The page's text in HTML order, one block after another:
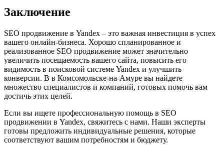
Заключение
SEO продвижение в Yandex – это важная инвестиция в успех
вашего онлайн-бизнеса. Хорошо спланированное и
реализованное SEO продвижение может значительно
увеличить посещаемость вашего сайта, повысить его
видимость в поисковой системе Yandex и улучшить
конверсии. В в Комсомольске-на-Амуре вы найдете
множество специалистов и компаний, готовых помочь вам
достичь этих целей.
Если вы ищете профессиональную помощь в SEO
продвижении в Yandex, свяжитесь с нами. Наши эксперты
готовы предложить индивидуальные решения, которые
соответствуют вашим потребностям и бюджету.